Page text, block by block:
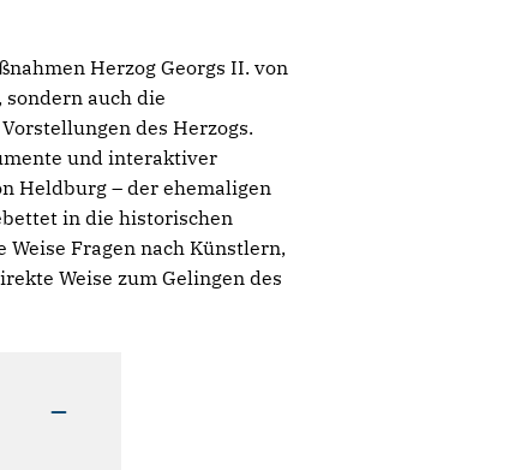
Herzog Georgs II. von
auch die
des Herzogs.
und interaktiver
Heldburg – der ehemaligen
in die historischen
Fragen nach Künstlern,
Weise zum Gelingen des